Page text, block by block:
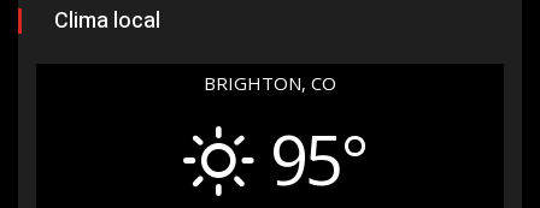
Clima local
BRIGHTON, CO
95°